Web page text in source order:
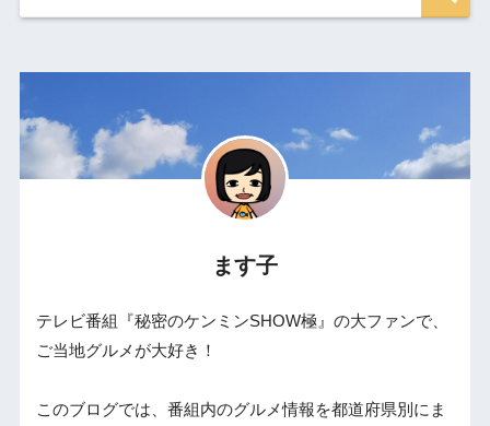
ます子
テレビ番組『秘密のケンミンSHOW極』の大ファンで、
ご当地グルメが大好き！
このブログでは、番組内のグルメ情報を都道府県別にま